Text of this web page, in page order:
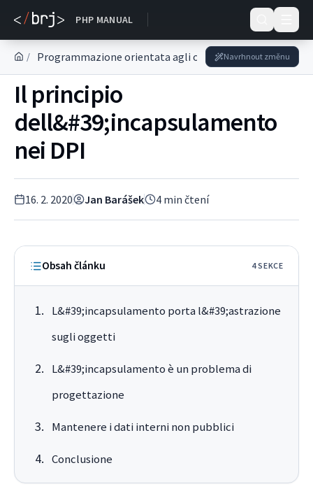
PHP MANUAL
DOKUMENTACE
/ Programmazione orientata agli oggetti in PHP
Navrhnout změnu
Il principio
dell&#39;incapsulamento
nei DPI
16. 2. 2020 Jan Barášek 4 min čtení
Obsah článku 4SEKCE
L&#39;incapsulamento porta l&#39;astrazione
sugli oggetti
L&#39;incapsulamento è un problema di
progettazione
Mantenere i dati interni non pubblici
Conclusione